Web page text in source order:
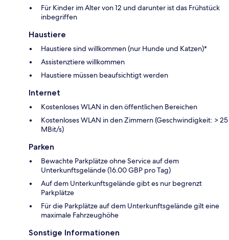
Für Kinder im Alter von 12 und darunter ist das Frühstück
inbegriffen
Haustiere
Haustiere sind willkommen (nur Hunde und Katzen)*
Assistenztiere willkommen
Haustiere müssen beaufsichtigt werden
Internet
Kostenloses WLAN in den öffentlichen Bereichen
Kostenloses WLAN in den Zimmern (Geschwindigkeit: > 25
MBit/s)
Parken
Bewachte Parkplätze ohne Service auf dem
Unterkunftsgelände (16.00 GBP pro Tag)
Auf dem Unterkunftsgelände gibt es nur begrenzt
Parkplätze
Für die Parkplätze auf dem Unterkunftsgelände gilt eine
maximale Fahrzeughöhe
Sonstige Informationen